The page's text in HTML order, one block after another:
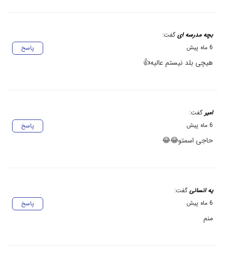
بچه مدرسه ای گفت:
پاسخ
6 ماه پیش
هیچی بلد نیستم عالیه👍
امیر گفت:
پاسخ
6 ماه پیش
حاجی اسمتو😂😂
یه انسانی گفت:
پاسخ
6 ماه پیش
منم